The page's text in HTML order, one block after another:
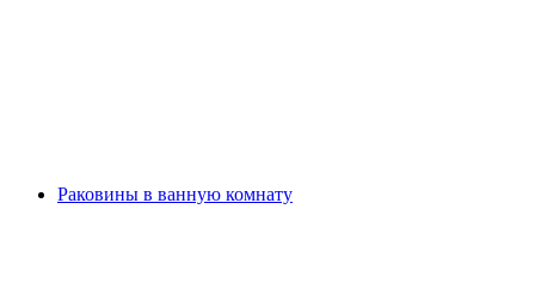
Раковины в ванную комнату